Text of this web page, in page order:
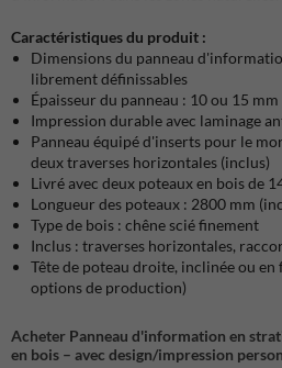
Caractéristiques du produit :
Dimensions du panneau
librement définissables
Épaisseur du panneau : 10 ou 15 mm
Impression durable avec laminage
Panneau équipé d'inserts pour le
deux traverses horizontales (inclus)
Livré avec deux poteaux en bois de
Longueur des poteaux : 2800 mm
Type de bois : chêne scié finement
Inclus : traverses horizontales,
Tête de poteau droite, inclinée ou
options de production)
Acheter Panneau d'information en
en bois – avec design/impression